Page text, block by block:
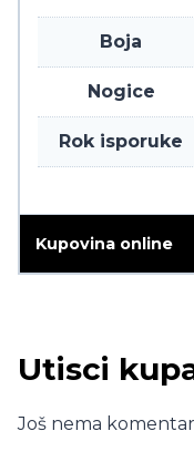
Boja
Nogice
Rok isporuke
Kupovina online
Utisci
Još nema